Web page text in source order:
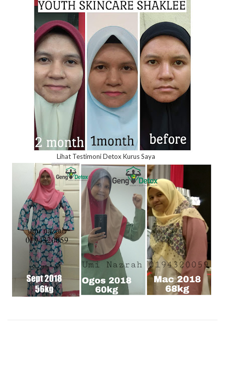
Lihat Testimoni Detox Kurus Saya